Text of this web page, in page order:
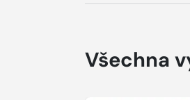
Všechna